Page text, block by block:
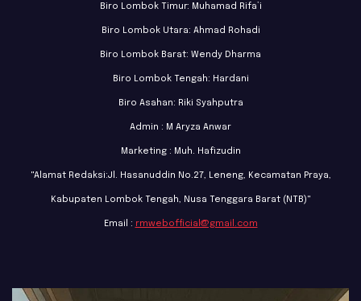
Biro Lombok Timur: Muhamad Rifa’i
Biro Lombok Utara: Ahmad Rohadi
Biro Lombok Barat: Wendy Dharma
Biro Lombok Tengah: Hardani
Biro Asahan: Riki Syahputra
Admin : M Aryza Anwar
Marketing : Muh. Hafizudin
"Alamat Redaksi:Jl. Hasanuddin No.27, Leneng, Kecamatan Praya,
Kabupaten Lombok Tengah, Nusa Tenggara Barat (NTB)"
Email : rmwebofficial@gmail.com